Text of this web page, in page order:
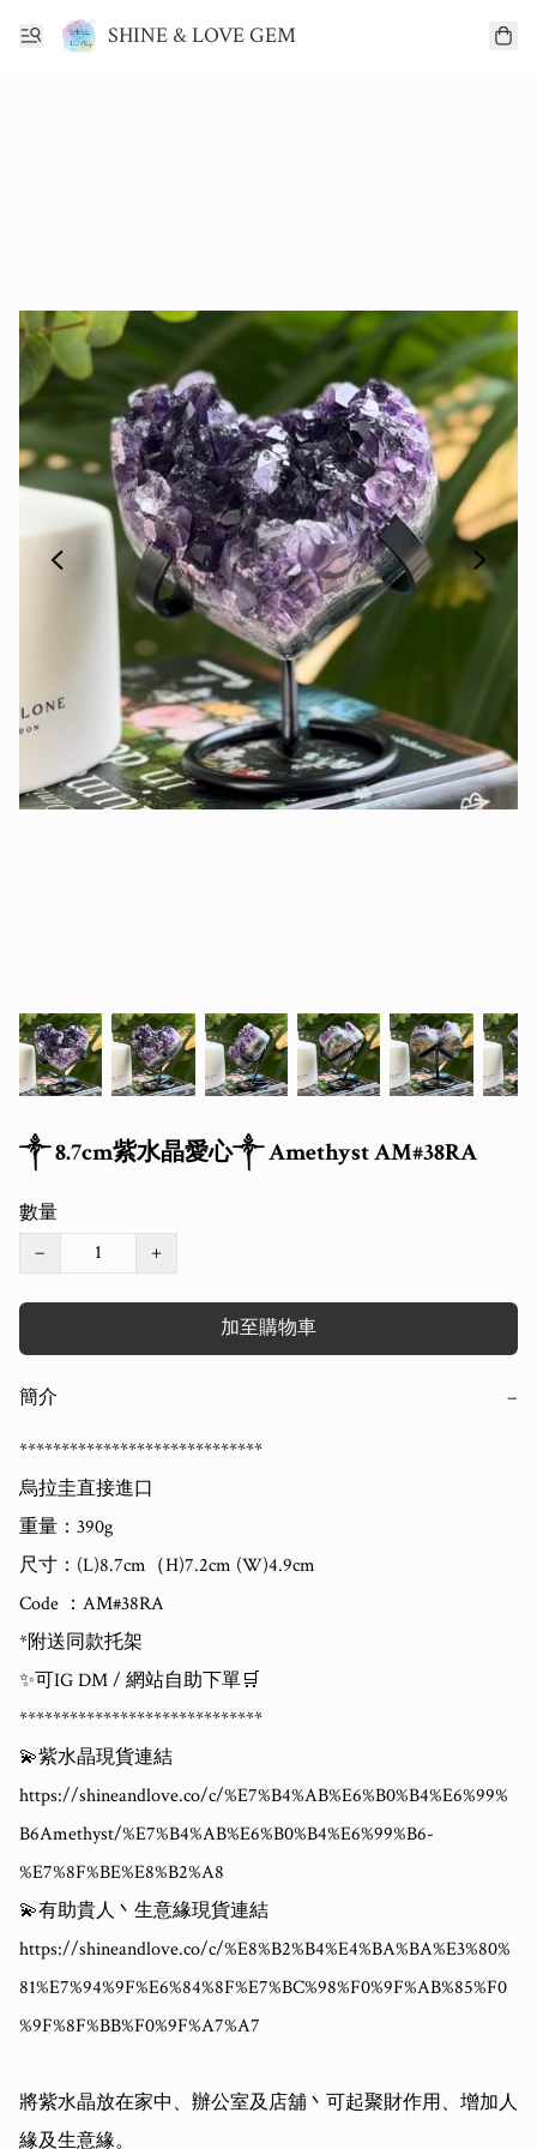
SHINE & LOVE GEM
༒ 8.7cm紫水晶愛心༒ Amethyst AM#38RA
數量
−
+
加至購物車
簡介 −
*****************************
烏拉圭直接進口
重量：390g
尺寸：(L)8.7cm（H)7.2cm (W)4.9cm
Code ：AM#38RA
*附送同款托架
✨可IG DM / 網站自助下單🛒
*****************************
💫紫水晶現貨連結
https://shineandlove.co/c/%E7%B4%AB%E6%B0%B4%E6%99%
B6Amethyst/%E7%B4%AB%E6%B0%B4%E6%99%B6-
%E7%8F%BE%E8%B2%A8
💫有助貴人丶生意緣現貨連結
https://shineandlove.co/c/%E8%B2%B4%E4%BA%BA%E3%80%
81%E7%94%9F%E6%84%8F%E7%BC%98%F0%9F%AB%85%F0
%9F%8F%BB%F0%9F%A7%A7
將紫水晶放在家中、辦公室及店舖丶可起聚財作用、增加人
緣及生意緣。